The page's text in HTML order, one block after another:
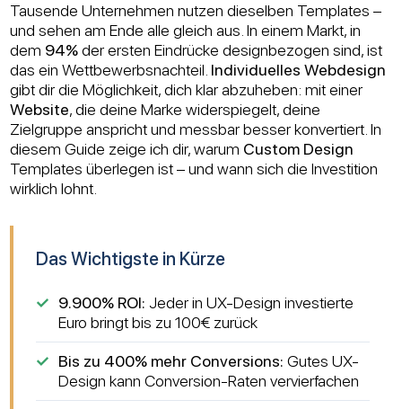
Tausende Unternehmen nutzen dieselben Templates –
und sehen am Ende alle gleich aus. In einem Markt, in
dem 94%der ersten Eindrücke designbezogen sind, ist
das ein Wettbewerbsnachteil. Individuelles Webdesign
gibt dir die Möglichkeit, dich klar abzuheben: mit einer
Website, die deine Marke widerspiegelt, deine
Zielgruppe anspricht und messbar besser konvertiert. In
diesem Guide zeige ich dir, warum Custom Design
Templates überlegen ist – und wann sich die Investition
wirklich lohnt.
Das Wichtigste in Kürze
9.900% ROI: Jeder in UX-Design investierte
Euro bringt bis zu 100€ zurück
Bis zu 400% mehr Conversions: Gutes UX-
Design kann Conversion-Raten vervierfachen